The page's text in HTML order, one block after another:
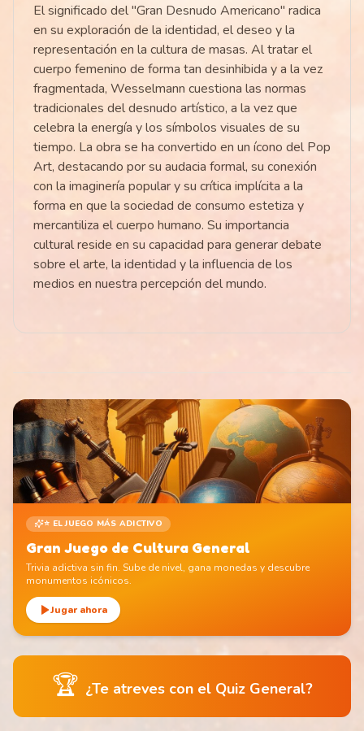
El significado del "Gran Desnudo Americano" radica
en su exploración de la identidad, el deseo y la
representación en la cultura de masas. Al tratar el
cuerpo femenino de forma tan desinhibida y a la vez
fragmentada, Wesselmann cuestiona las normas
tradicionales del desnudo artístico, a la vez que
celebra la energía y los símbolos visuales de su
tiempo. La obra se ha convertido en un ícono del Pop
Art, destacando por su audacia formal, su conexión
con la imaginería popular y su crítica implícita a la
forma en que la sociedad de consumo estetiza y
mercantiliza el cuerpo humano. Su importancia
cultural reside en su capacidad para generar debate
sobre el arte, la identidad y la influencia de los
medios en nuestra percepción del mundo.
⭐ EL JUEGO MÁS ADICTIVO
Gran Juego de Cultura General
Trivia adictiva sin fin. Sube de nivel, gana monedas y descubre
monumentos icónicos.
Jugar ahora
🏆 ¿Te atreves con el Quiz General?